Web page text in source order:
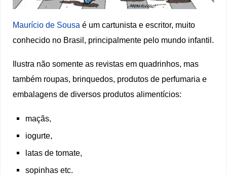
Maurício de Sousa é um cartunista e escritor, muito
conhecido no Brasil, principalmente pelo mundo infantil.
Ilustra não somente as revistas em quadrinhos, mas
também roupas, brinquedos, produtos de perfumaria e
embalagens de diversos produtos alimentícios:
maçãs,
iogurte,
latas de tomate,
sopinhas etc.